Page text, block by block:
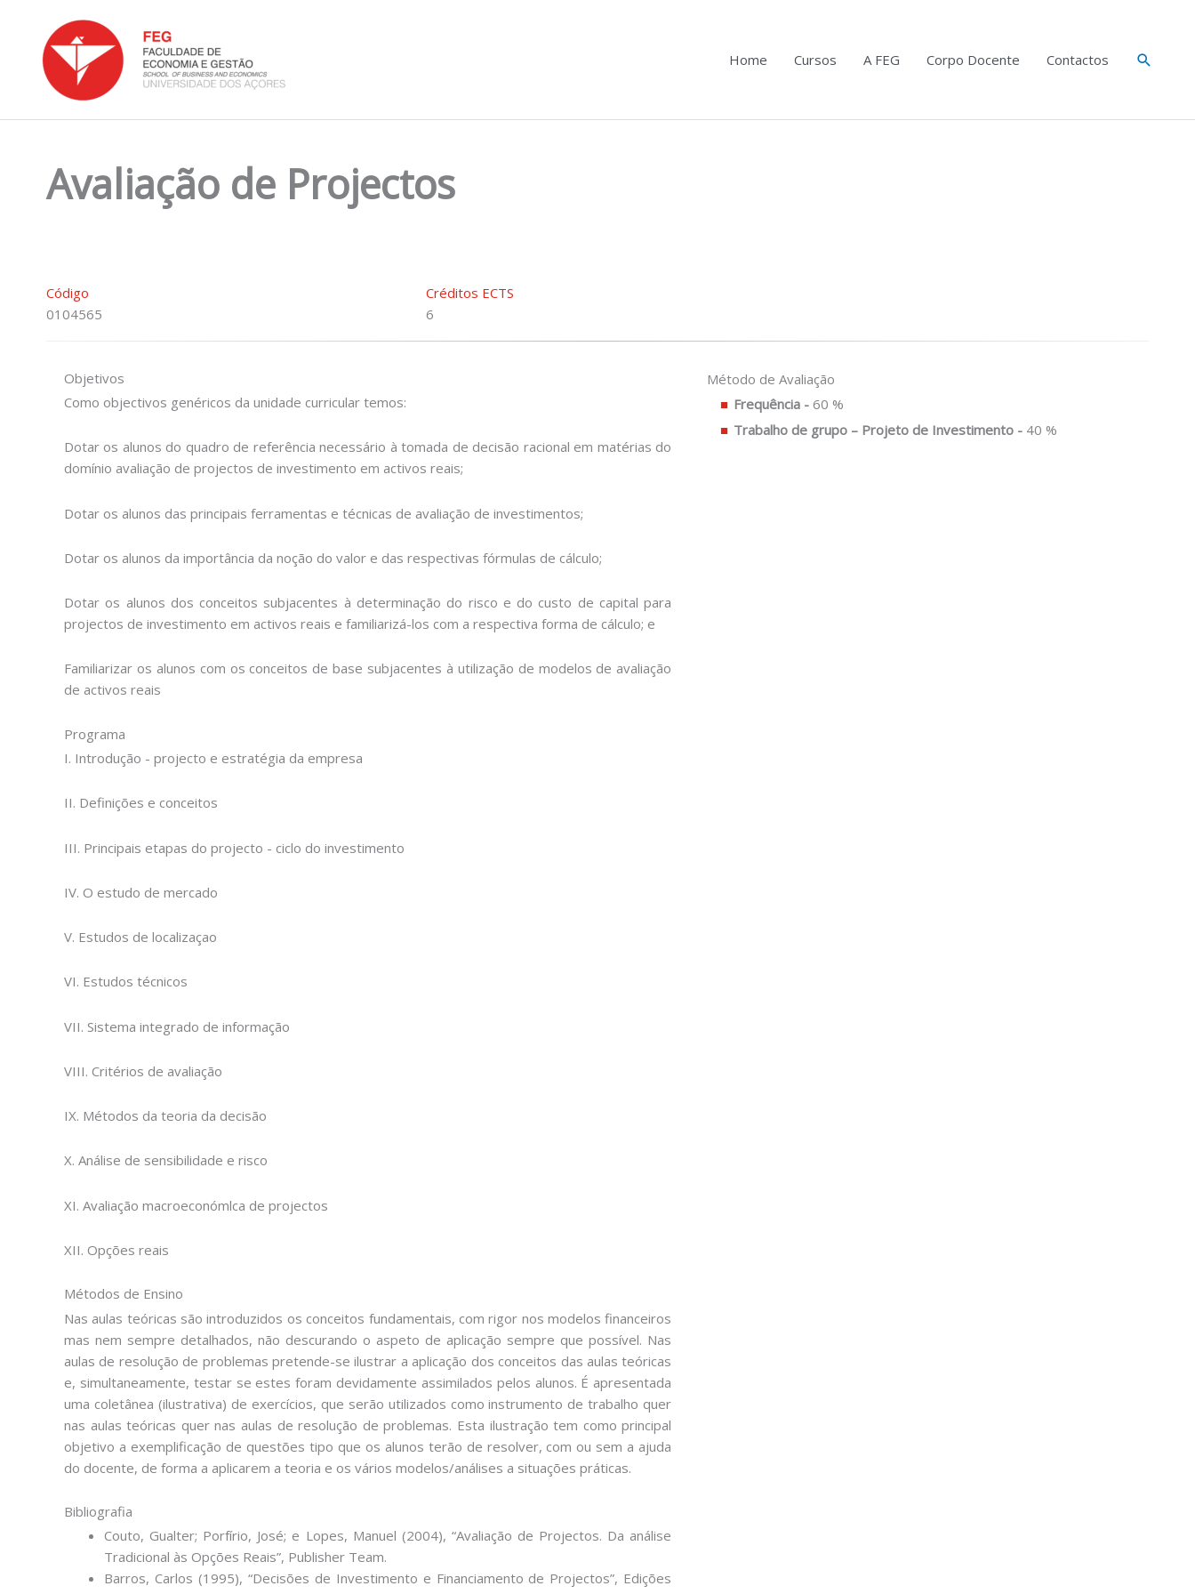
content
Home Cursos A FEG Corpo Docente Contactos Search
Avaliação de Projectos
Código
0104565
Créditos ECTS
6
Objetivos
Como objectivos genéricos da unidade curricular temos:
Dotar os alunos do quadro de referência necessário à tomada de decisão racional em matérias do
domínio avaliação de projectos de investimento em activos reais;
Dotar os alunos das principais ferramentas e técnicas de avaliação de investimentos;
Dotar os alunos da importância da noção do valor e das respectivas fórmulas de cálculo;
Dotar os alunos dos conceitos subjacentes à determinação do risco e do custo de capital para
projectos de investimento em activos reais e familiarizá-los com a respectiva forma de cálculo; e
Familiarizar os alunos com os conceitos de base subjacentes à utilização de modelos de avaliação
de activos reais
Programa
I. Introdução - projecto e estratégia da empresa
II. Definições e conceitos
III. Principais etapas do projecto - ciclo do investimento
IV. O estudo de mercado
V. Estudos de localizaçao
VI. Estudos técnicos
VII. Sistema integrado de informação
VIII. Critérios de avaliação
IX. Métodos da teoria da decisão
X. Análise de sensibilidade e risco
XI. Avaliação macroeconómlca de projectos
XII. Opções reais
Métodos de Ensino
Nas aulas teóricas são introduzidos os conceitos fundamentais, com rigor nos modelos financeiros
mas nem sempre detalhados, não descurando o aspeto de aplicação sempre que possível. Nas
aulas de resolução de problemas pretende-se ilustrar a aplicação dos conceitos das aulas teóricas
e, simultaneamente, testar se estes foram devidamente assimilados pelos alunos. É apresentada
uma coletânea (ilustrativa) de exercícios, que serão utilizados como instrumento de trabalho quer
nas aulas teóricas quer nas aulas de resolução de problemas. Esta ilustração tem como principal
objetivo a exemplificação de questões tipo que os alunos terão de resolver, com ou sem a ajuda
do docente, de forma a aplicarem a teoria e os vários modelos/análises a situações práticas.
Bibliografia
Couto, Gualter; Porfírio, José; e Lopes, Manuel (2004), “Avaliação de Projectos. Da análise
Tradicional às Opções Reais”, Publisher Team.
Barros, Carlos (1995), “Decisões de Investimento e Financiamento de Projectos”, Edições
Método de Avaliação
Frequência - 60 %
Trabalho de grupo – Projeto de Investimento - 40 %